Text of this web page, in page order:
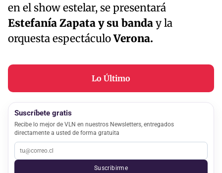
en el show estelar, se presentará
Estefanía Zapata y su banday la
orquesta espectáculoVerona.
Lo Último
Suscríbete gratis
Recibe lo mejor de VLN en nuestros Newsletters, entregados
directamente a usted de forma gratuita
Suscribirme